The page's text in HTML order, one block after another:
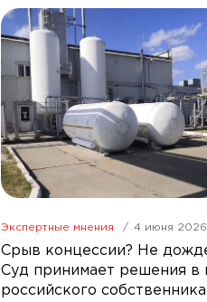
Экспертные мнения 4 июня 2026
Срыв концессии? Не
Суд принимает решения в
российского